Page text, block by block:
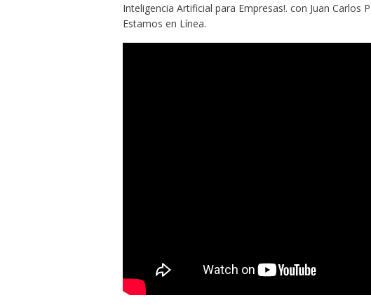
Inteligencia Artificial para Empresas!. con Juan
Estamos en Línea.